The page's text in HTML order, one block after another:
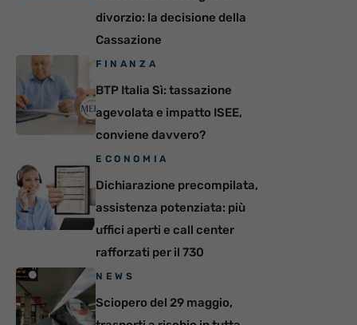
divorzio: la decisione della
Cassazione
FINANZA
BTP Italia Sì: tassazione
agevolata e impatto ISEE,
conviene davvero?
ECONOMIA
Dichiarazione precompilata,
assistenza potenziata: più
uffici aperti e call center
rafforzati per il 730
NEWS
Sciopero del 29 maggio,